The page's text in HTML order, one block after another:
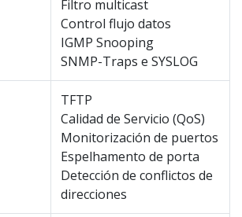
Filtro multicast
Control flujo datos
IGMP Snooping
SNMP-Traps e SYSLOG
TFTP
Calidad de Servicio (QoS)
Monitorización de puertos
Espelhamento de porta
Detección de conflictos de
direcciones